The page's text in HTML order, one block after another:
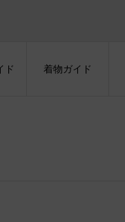
ド 着物ガイド